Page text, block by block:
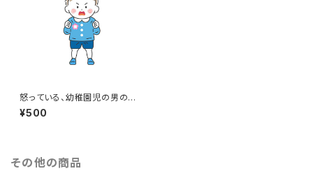
怒っている、幼稚園児の男の子
のイラスト
¥500
その他の商品